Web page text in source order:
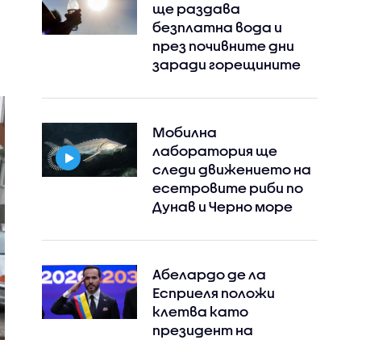
ще раздава
безплатна вода и
през почивните дни
заради горещините
Мобилна
лаборатория ще
следи движението на
есетровите риби по
Дунав и Черно море
Абелардо де ла
Есприеля положи
клетва като
президент на